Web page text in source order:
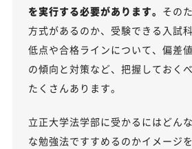
を実行する必要があります。 その
方式があるのか、受験できる入試
低点や合格ラインについて、偏差
の傾向と対策など、把握しておく
たくさんあります。
立正大学法学部に受かるにはどん
な勉強法ですすめるのかイメージ